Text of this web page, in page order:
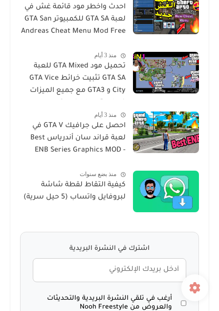
احدث واخطر مود قائمة غش في
لعبة GTA SA للكمبيوتر GTA San
Andreas Cheat Menu Mod Free
منذ 3 أيام
تحميل مود GTA Mixed للعبة
GTA SA تثبيت خرائط GTA Vice
City و GTA3 مع جميع الميزات
منذ 3 أيام
احصل على جرافيك GTA V في
لعبة قراند سان أندرياس Best
ENB Series Graphics MOD -
منذ بضع سنوات
كيفية التقاط لقطة شاشة
لبروفايل واتساب (5 حيل سرية)
اشترك في النشرة البريدية
أرغب في تلقي النشرة البريدية والتحديثات
والعروض من Nooh Freestyle